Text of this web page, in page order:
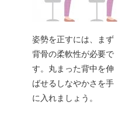
姿勢を正すには、まず
背骨の柔軟性が必要で
す。丸まった背中を伸
ばせるしなやかさを手
に入れましょう。